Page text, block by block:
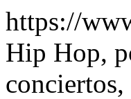
https://
Hip Hop,
conciertos,